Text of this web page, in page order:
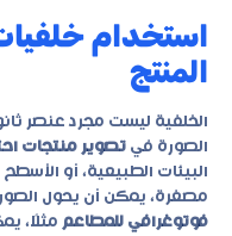
استخدام
المنتج
الخلفية ليست مجرد عنصر
الصورة في تصوير منتجات
البيئات الطبيعية، أو
مصغرة، يمكن أن يحول
فوتوغرافي للمطاعم مثلًا،